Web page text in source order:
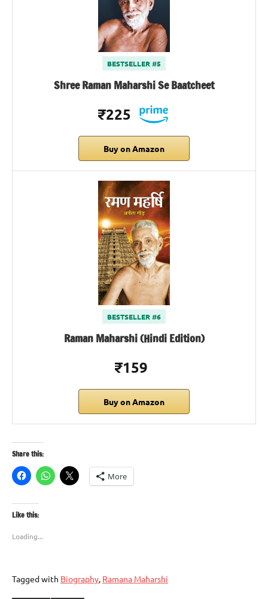
BESTSELLER #5
Shree Raman Maharshi Se Baatcheet
₹225
Buy on Amazon
BESTSELLER #6
Raman Maharshi (Hindi Edition)
₹159
Buy on Amazon
Share this:
More
Like this:
Loading...
Tagged with Biography, Ramana Maharshi